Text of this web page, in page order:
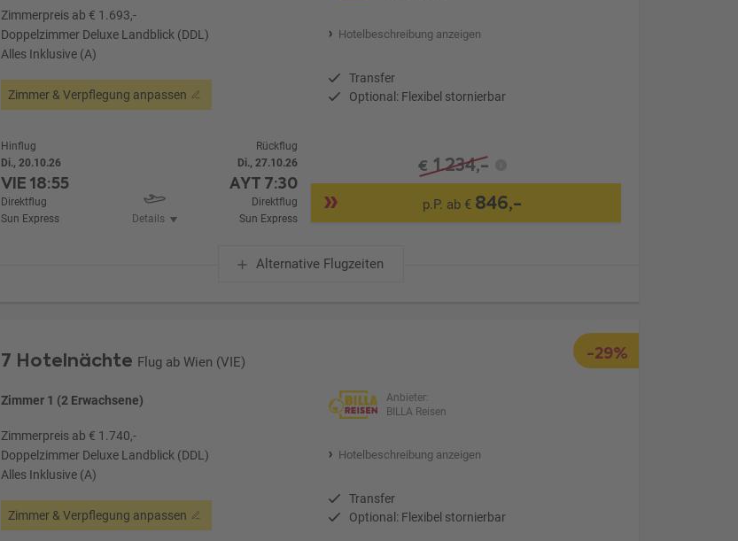
Zimmerpreis ab € 1.693,-
Doppelzimmer Deluxe Landblick (DDL)
Alles Inklusive (A)
Zimmer & Verpflegung anpassen
Hotelbeschreibung anzeigen
Transfer
Optional: Flexibel stornierbar
Hinflug
Di., 20.10.26
VIE18:55
Direktflug
Sun Express
Details
Rückflug
Di., 27.10.26
AYT 7:30
Direktflug
Sun Express
€ 1.234,-
p.P. ab € 846,-
Alternative Flugzeiten
-29%
7 Hotelnächte Flug ab Wien (VIE)
Zimmer 1 (2 Erwachsene)
Zimmerpreis ab € 1.740,-
Doppelzimmer Deluxe Landblick (DDL)
Alles Inklusive (A)
Zimmer & Verpflegung anpassen
Anbieter:
BILLA Reisen
Hotelbeschreibung anzeigen
Transfer
Optional: Flexibel stornierbar